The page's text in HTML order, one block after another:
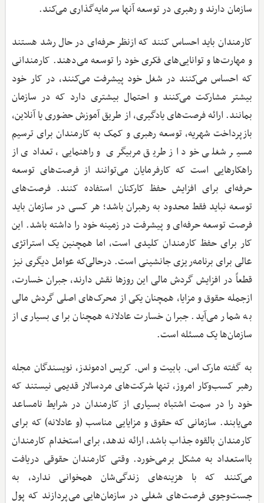
سازمان دارند و رهبری در توسعه آنها سرمایه‌گذاری می‌کند.
کارمندان باید احساس کنند که ازنظر حرفه‌ای در حال رشد هستند
و مهارت‌ها و توانایی‌های فکری خود را توسعه می‌دهند. کارمندانی
که احساس می‌کنند در شغل خود پیشرفت می‌کنند، در کار خود
بیشتر مشارکت می‌کنند و احتمال بیشتری دارد که در سازمان
بمانند. ارائه فرصت‌های یادگیری، از طریق آموزش حضوری یا آنلاین،
بازپرداخت شهریه، توسعه رهبری و کمک به کارمندان برای ترسیم
مسیر شغلی خود از طریق مربیگری و راهنمایی، تعدادی از
راهکارهایی است که کارفرمایان می‌توانند از فرصت‌های توسعه
حرفه‌ای برای افزایش حفظ کارکنان استفاده کنند. فرصت‌های
توسعه نباید فقط محدود به رهبران باشد؛ هر کسی در سازمان باید
فرصت توسعه حرفه‌ای و پیشرفت در زمینه خود را داشته باشد. این
کار برای حفظ کارمندان کلیدی است، اما همچنین یک استراتژی
عالی برای برنامه‌ریزی جانشینی است. درحالی‌که عوامل دیگری نیز
قطعاً در افزایش گردش مالی این روزها نقش دارند، جبران خسارت،
ازجمله حقوق و مزایا، همچنان یکی از محرک‌های اصلی گردش مالی
به شمار می‌آید. جبران خسارت عادلانه همچنان برای بسیاری از
سازمان‌ها یک مسئله است.
به گفته مارک اس. بابیت و اس. کریس ادموندز، نویسندگان مجله
رهبر کسب‌وکار امروز، تنها شرکت‌های مردسالار قدیمی نیستند که
خود را در سمت اشتباه بسیاری از کارمندان در شرایط نامساعد
می‌یابند. سازمانی که حقوق و مزایایی مناسب (و عادلانه‌) که برای
کارمندان بالقوه جذاب باشد، ارائه ندهد، برای استخدام کارمندان
بااستعداد به مشکل برمی‌خورد. وقتی کارمندان حقوقی دریافت
می‌کنند که با هزینه‌های زندگی‌شان همخوانی ندارد، به
جست‌وجوی فرصت‌های شغلی در سازمان‌هایی می‌پردازند که پول